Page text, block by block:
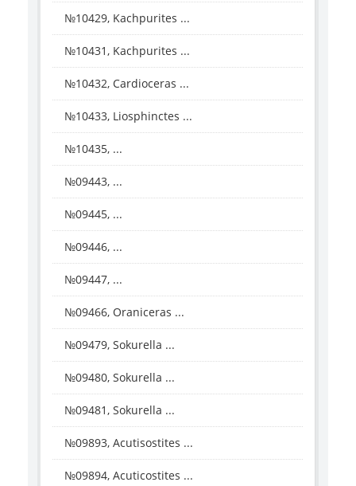
№10429, Kachpurites ...
№10431, Kachpurites ...
№10432, Cardioceras ...
№10433, Liosphinctes ...
№10435, ...
№09443, ...
№09445, ...
№09446, ...
№09447, ...
№09466, Oraniceras ...
№09479, Sokurella ...
№09480, Sokurella ...
№09481, Sokurella ...
№09893, Acutisostites ...
№09894, Acuticostites ...